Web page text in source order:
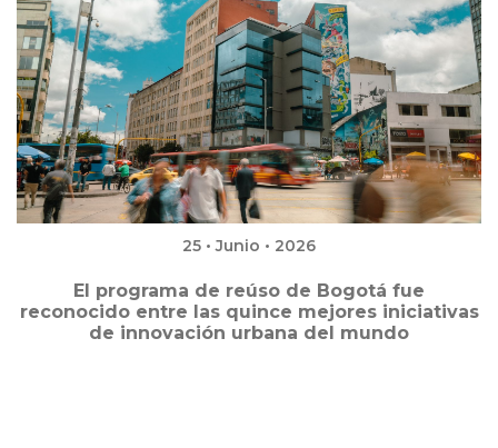
25 • Junio • 2026
El programa de reúso de Bogotá fue
reconocido entre las quince mejores iniciativas
de innovación urbana del mundo